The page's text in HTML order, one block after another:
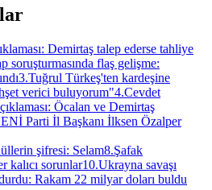
Demirtaş talep ederse tahliye
soruşturmasında flaş gelişme:
3.Tuğrul Türkeş'ten kardeşine
verici buluyorum"4.Cevdet
Öcalan ve Demirtaş
Parti İl Başkanı İlksen Özalper
şifresi: Selam8.Şafak
kalıcı sorunlar10.Ukrayna savaşı
Rakam 22 milyar doları buldu